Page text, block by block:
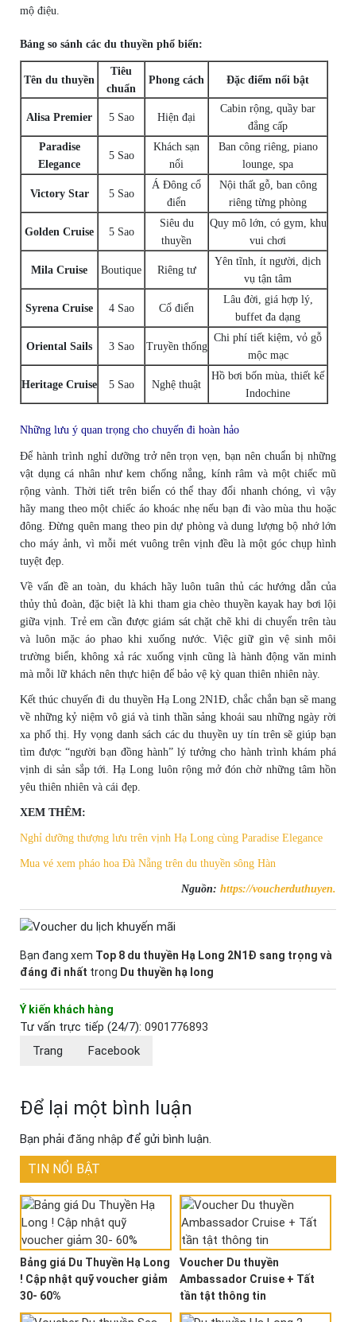
mộ điệu.
Bảng so sánh các du thuyền phổ biến:
Tên du thuyền
Tiêu
chuẩn
Phong cách Đặc điểm nổi bật
Alisa Premier 5 Sao Hiện đại
Cabin rộng, quầy bar
đẳng cấp
Paradise
Elegance
5 Sao
Khách sạn
nổi
Ban công riêng, piano
lounge, spa
Victory Star 5 Sao
Á Đông cổ
điển
Nội thất gỗ, ban công
riêng từng phòng
Golden Cruise 5 Sao
Siêu du
thuyền
Quy mô lớn, có gym, khu
vui chơi
Mila Cruise Boutique Riêng tư
Yên tĩnh, ít người, dịch
vụ tận tâm
Syrena Cruise 4 Sao Cổ điển
Lâu đời, giá hợp lý,
buffet đa dạng
Oriental Sails 3 Sao Truyền thống
Chi phí tiết kiệm, vỏ gỗ
mộc mạc
Heritage Cruise 5 Sao Nghệ thuật
Hồ bơi bốn mùa, thiết kế
Indochine
Những lưu ý quan trọng cho chuyến đi hoàn hảo
Để hành trình nghỉ dưỡng trở nên trọn vẹn, bạn nên chuẩn bị những
vật dụng cá nhân như kem chống nắng, kính râm và một chiếc mũ
rộng vành. Thời tiết trên biển có thể thay đổi nhanh chóng, vì vậy
hãy mang theo một chiếc áo khoác nhẹ nếu bạn đi vào mùa thu hoặc
đông. Đừng quên mang theo pin dự phòng và dung lượng bộ nhớ lớn
cho máy ảnh, vì mỗi mét vuông trên vịnh đều là một góc chụp hình
tuyệt đẹp.
Về vấn đề an toàn, du khách hãy luôn tuân thủ các hướng dẫn của
thủy thủ đoàn, đặc biệt là khi tham gia chèo thuyền kayak hay bơi lội
giữa vịnh. Trẻ em cần được giám sát chặt chẽ khi di chuyển trên tàu
và luôn mặc áo phao khi xuống nước. Việc giữ gìn vệ sinh môi
trường biển, không xả rác xuống vịnh cũng là hành động văn minh
mà mỗi lữ khách nên thực hiện để bảo vệ kỳ quan thiên nhiên này.
Kết thúc chuyến đi du thuyền Hạ Long 2N1Đ, chắc chắn bạn sẽ mang
về những kỷ niệm vô giá và tinh thần sảng khoái sau những ngày rời
xa phố thị. Hy vọng danh sách các du thuyền uy tín trên sẽ giúp bạn
tìm được “người bạn đồng hành” lý tưởng cho hành trình khám phá
vịnh di sản sắp tới. Hạ Long luôn rộng mở đón chờ những tâm hồn
yêu thiên nhiên và cái đẹp.
XEM THÊM:
Nghỉ dưỡng thượng lưu trên vịnh Hạ Long cùng Paradise Elegance
Mua vé xem pháo hoa Đà Nẵng trên du thuyền sông Hàn
Nguồn: https://voucherduthuyen.
Bạn đang xem Top 8 du thuyền Hạ Long 2N1Đ sang trọng và
đáng đi nhất trong Du thuyền hạ long
Ý kiến khách hàng
Tư vấn trực tiếp (24/7): 0901776893
Trang
Facebook
Để lại một bình luận
Bạn phải đăng nhập để gửi bình luận.
TIN NỔI BẬT
Bảng giá Du Thuyền Hạ Long
! Cập nhật quỹ voucher giảm
30- 60%
Voucher Du thuyền
Ambassador Cruise + Tất
tần tật thông tin